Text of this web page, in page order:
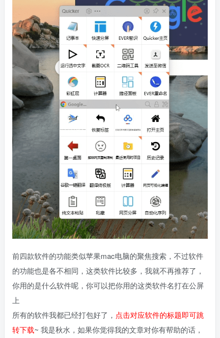
前四款软件的功能类似苹果mac电脑的聚焦搜索，不过软件
的功能也是各不相同，这类软件比较多，我就不再推荐了，
你用的是什么软件呢，你可以把你用的这类软件名打在公屏
上
所有的软件我都已经打包好了， 点击对应软件的标题即可跳
转下载~ 我是秋水，如果你觉得我的文章对你有帮助的话，